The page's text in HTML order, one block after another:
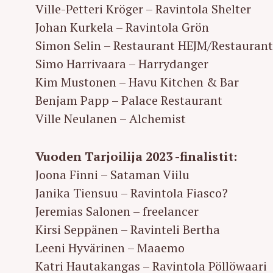
Ville-Petteri Kröger – Ravintola Shelter
Johan Kurkela – Ravintola Grön
Simon Selin – Restaurant HEJM/Restaurant
Simo Harrivaara – Harrydanger
Kim Mustonen – Havu Kitchen & Bar
Benjam Papp – Palace Restaurant
Ville Neulanen – Alchemist
Vuoden Tarjoilija 2023 -finalistit:
Joona Finni – Sataman Viilu
Janika Tiensuu – Ravintola Fiasco?
Jeremias Salonen – freelancer
Kirsi Seppänen – Ravinteli Bertha
Leeni Hyvärinen – Maaemo
Katri Hautakangas – Ravintola Pöllöwaari